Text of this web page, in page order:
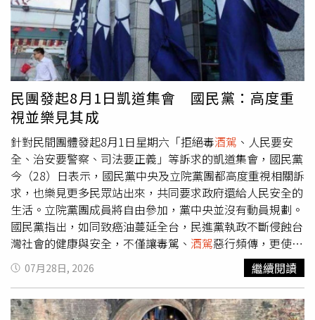
害無辜用路人的安全。第六警分局也強調，警方將持續加強
取締毒駕、酒駕 及各類危害公共安全的違法行為，透過巡
邏、攔檢及科技執法等方式，全力維護道路交通安全，對任
何違法行為都將依法究辦、絕不寬貸。同時也呼籲民眾，若
發現疑似毒駕或酒駕
情形，應立即通報警方，共同守護安全
的交通環境，避免憾事發生。
民團發起8月1日凱道集會 國民黨：高度重
視並樂見其成
針對民間團體發起8月1日星期六「拒絕毒酒駕 、人民要安
全、治安要警察、司法要正義」等訴求的凱道集會，國民黨
今（28）日表示，國民黨中央及立院黨團都高度重視相關訴
求，也樂見更多民眾站出來，共同要求政府還給人民安全的
生活。立院黨團成員將自由參加，黨中央並沒有動員規劃。
國民黨指出，如同致癌油蔓延全台，民進黨執政不斷侵蝕台
灣社會的健康與安全，不僅讓毒駕、 酒駕惡行頻傳，更使基
層警察背負沉重壓力卻得不到足夠保障。國民黨表示，重大
治安事件接連發生，司法卻未能還給犯罪被害人應有的公
道，政府應正視民怨、落實司法正義並全面改善治安，不能
讓台灣民眾活在恐懼不安之中。
07月28日, 2026 繼續閱讀